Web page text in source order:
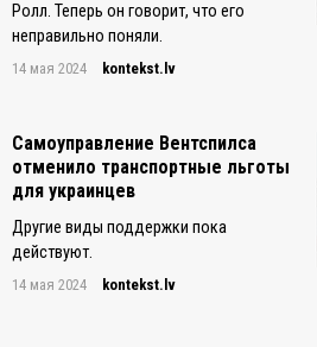
Ролл. Теперь он говорит, что его
неправильно поняли.
14 мая 2024 kontekst.lv
Самоуправление Вентспилса
отменило транспортные льготы
для украинцев
Другие виды поддержки пока
действуют.
14 мая 2024 kontekst.lv